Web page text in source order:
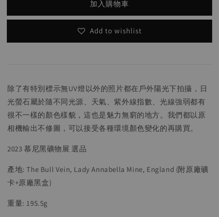
加入購物車
Add to wishlist
除了有特別標示無UV燈以外的照片都在戶外陽光下拍攝，日
光螢石屬於隨不同光源、天氣、紫外線指數、光線強弱都有
很不一樣的顏色樣貌，這也是魅力無窮的地方。我們都以原
相機輸出不修圖，可以接受各種環境顏色變化的再購買。
2023 慕尼黑礦物展 選品
產地: The Bull Vein, Lady Annabella Mine, England (附原廠礦
卡+原廠黑盒)
重量: 195.5g